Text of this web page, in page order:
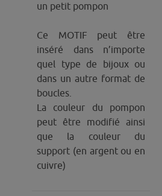
un petit pompon
Ce MOTIF peut être
inséré dans n’importe
quel type de bijoux ou
dans un autre format de
boucles.
La couleur du pompon
peut être modifié ainsi
que la couleur du
support (en argent ou en
cuivre)